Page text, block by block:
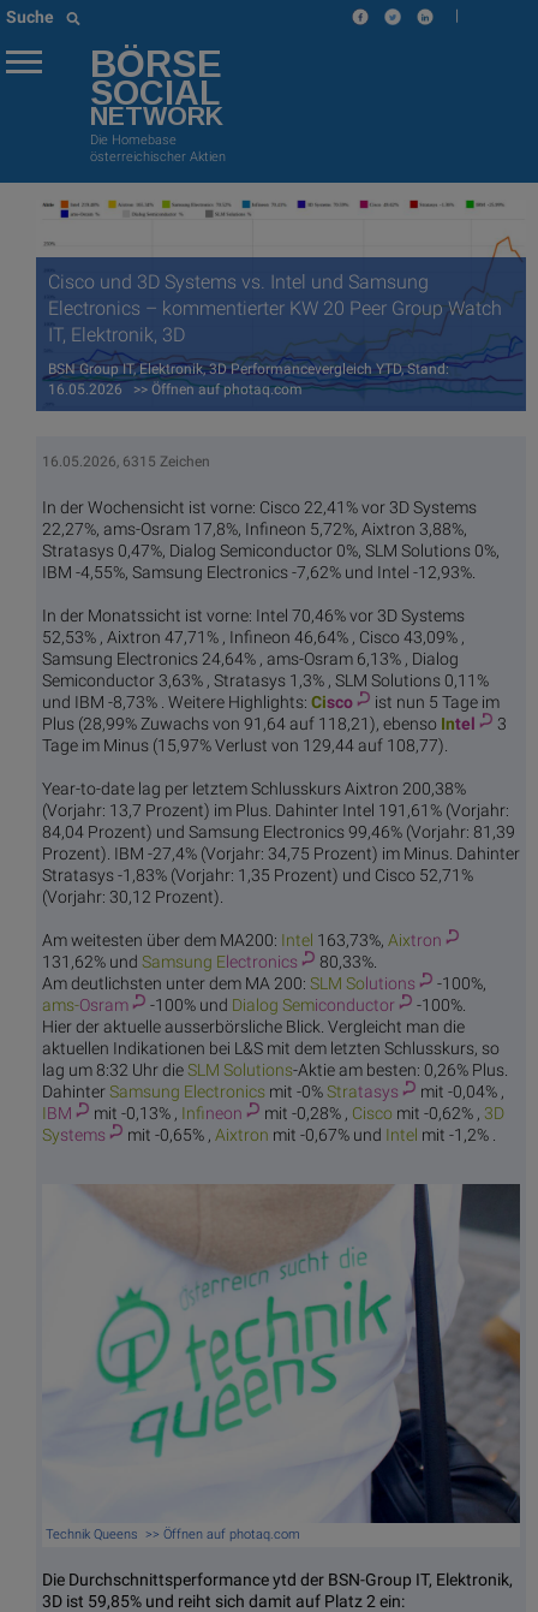
Suche |
BÖRSE
SOCIAL
NETWORK
Die Homebase
österreichischer Aktien
Cisco und 3D Systems vs. Intel und Samsung
Electronics – kommentierter KW 20 Peer Group Watch
IT, Elektronik, 3D
BSN Group IT, Elektronik, 3D Performancevergleich YTD, Stand:
16.05.2026 >> Öffnen auf photaq.com
16.05.2026, 6315 Zeichen
In der Wochensicht ist vorne: Cisco 22,41% vor 3D Systems
22,27%, ams-Osram 17,8%, Infineon 5,72%, Aixtron 3,88%,
Stratasys 0,47%, Dialog Semiconductor 0%, SLM Solutions 0%,
IBM -4,55%, Samsung Electronics -7,62% und Intel -12,93%.
In der Monatssicht ist vorne: Intel 70,46% vor 3D Systems
52,53% , Aixtron 47,71% , Infineon 46,64% , Cisco 43,09% ,
Samsung Electronics 24,64% , ams-Osram 6,13% , Dialog
Semiconductor 3,63% , Stratasys 1,3% , SLM Solutions 0,11%
und IBM -8,73% . Weitere Highlights: Cisco
ist nun 5 Tage im
Plus (28,99% Zuwachs von 91,64 auf 118,21), ebenso Intel
3
Tage im Minus (15,97% Verlust von 129,44 auf 108,77).
Year-to-date lag per letztem Schlusskurs Aixtron 200,38%
(Vorjahr: 13,7 Prozent) im Plus. Dahinter Intel 191,61% (Vorjahr:
84,04 Prozent) und Samsung Electronics 99,46% (Vorjahr: 81,39
Prozent). IBM -27,4% (Vorjahr: 34,75 Prozent) im Minus. Dahinter
Stratasys -1,83% (Vorjahr: 1,35 Prozent) und Cisco 52,71%
(Vorjahr: 30,12 Prozent).
Am weitesten über dem MA200: Intel 163,73%, Aixtron
131,62% und Samsung Electronics
80,33%.
Am deutlichsten unter dem MA 200: SLM Solutions
-100%,
ams-Osram -100% und Dialog Semiconductor
-100%.
Hier der aktuelle ausserbörsliche Blick. Vergleicht man die
aktuellen Indikationen bei L&S mit dem letzten Schlusskurs, so
lag um 8:32 Uhr dieSLM Solutions-Aktie am besten: 0,26% Plus.
DahinterSamsung Electronics mit -0%Stratasys
mit -0,04% ,
IBM mit -0,13% , Infineon mit -0,28% , Cisco mit -0,62% , 3D
Systems mit -0,65% , Aixtron mit -0,67% und Intel mit -1,2% .
Technik Queens >> Öffnen auf photaq.com
Die Durchschnittsperformance ytd der BSN-Group IT, Elektronik,
3D ist 59,85% und reiht sich damit auf Platz 2 ein: